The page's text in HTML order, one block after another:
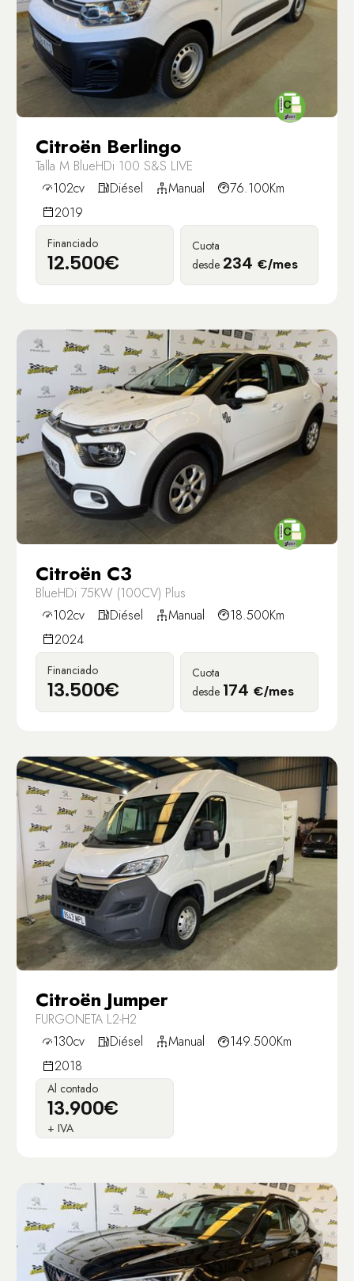
Citroën Berlingo
Talla M BlueHDi 100 S&S LIVE
102cv
Diésel Manual
76.100Km
2019
Financiado
12.500€
Cuota
desde 234 €/mes
Citroën C3
BlueHDi 75KW (100CV) Plus
102cv
Diésel Manual
18.500Km
2024
Financiado
13.500€
Cuota
desde 174 €/mes
Citroën Jumper
FURGONETA L2-H2
130cv
Diésel Manual
149.500Km
2018
Al contado
13.900€
+ IVA